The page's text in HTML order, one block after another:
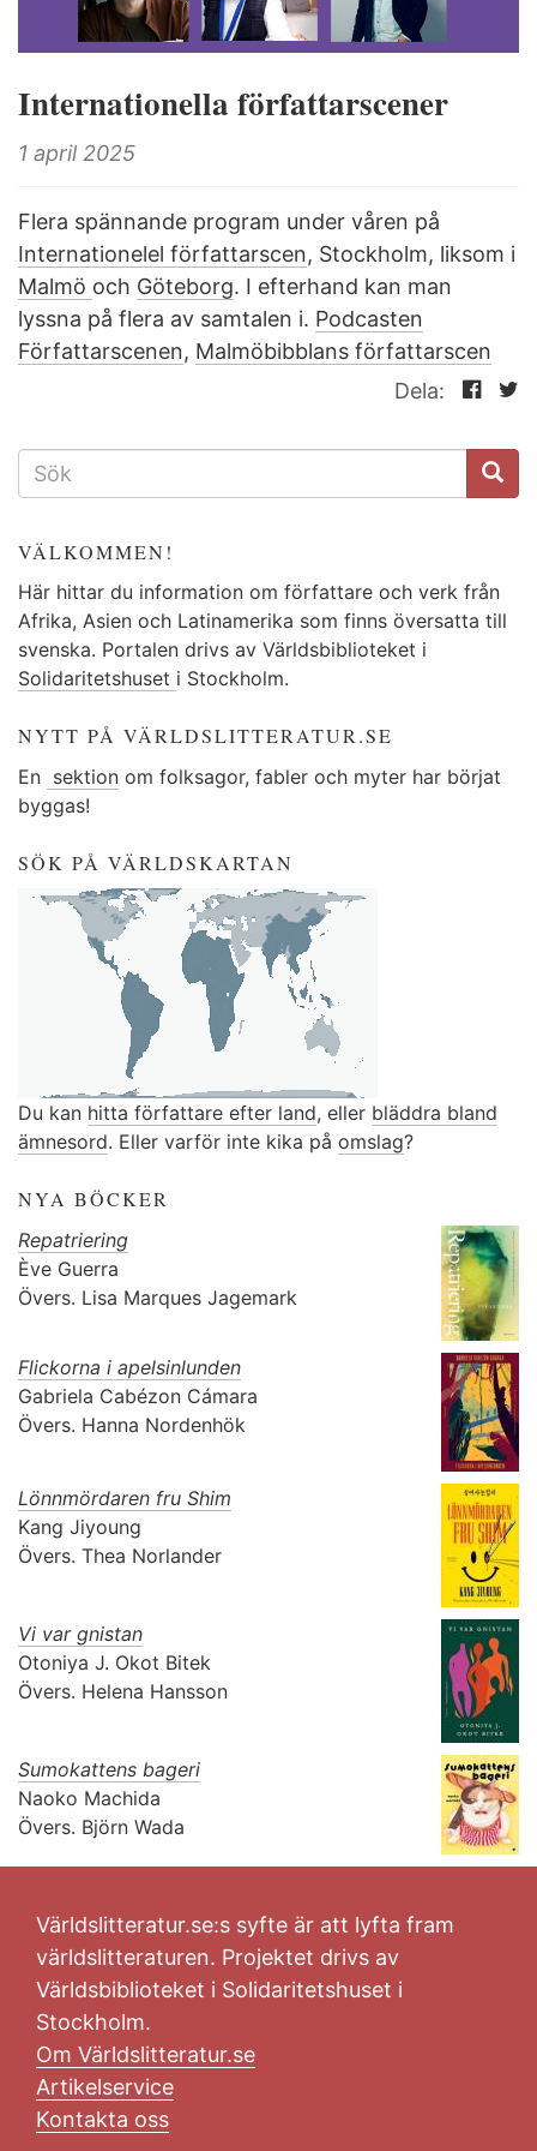
Internationella författarscener
1 april 2025
Flera spännande program under våren på
Internationelel författarscen, Stockholm, liksom i
Malmö och Göteborg. I efterhand kan man
lyssna på flera av samtalen i. Podcasten
Författarscenen, Malmöbibblans författarscen
Dela:
SÖKFORMULÄR
VÄLKOMMEN!
Här hittar du information om författare och verk från
Afrika, Asien och Latinamerika som finns översatta till
svenska. Portalen drivs av Världsbiblioteket i
Solidaritetshuset i Stockholm.
NYTT PÅ VÄRLDSLITTERATUR.SE
En sektion om folksagor, fabler och myter har börjat
byggas!
SÖK PÅ VÄRLDSKARTAN
Du kan hitta författare efter land, eller bläddra bland
ämnesord. Eller varför inte kika på omslag?
NYA BÖCKER
Repatriering
Ève Guerra
Övers. Lisa Marques Jagemark
Flickorna i apelsinlunden
Gabriela Cabézon Cámara
Övers. Hanna Nordenhök
Lönnmördaren fru Shim
Kang Jiyoung
Övers. Thea Norlander
Vi var gnistan
Otoniya J. Okot Bitek
Övers. Helena Hansson
Sumokattens bageri
Naoko Machida
Övers. Björn Wada
Världslitteratur.se:s syfte är att lyfta fram
världslitteraturen. Projektet drivs av
Världsbiblioteket i Solidaritetshuset i
Stockholm.
Om Världslitteratur.se
Artikelservice
Kontakta oss